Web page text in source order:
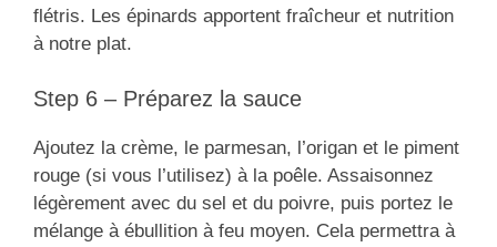
flétris. Les épinards apportent fraîcheur et nutrition
à notre plat.
Step 6 – Préparez la sauce
Ajoutez la crème, le parmesan, l’origan et le piment
rouge (si vous l’utilisez) à la poêle. Assaisonnez
légèrement avec du sel et du poivre, puis portez le
mélange à ébullition à feu moyen. Cela permettra à